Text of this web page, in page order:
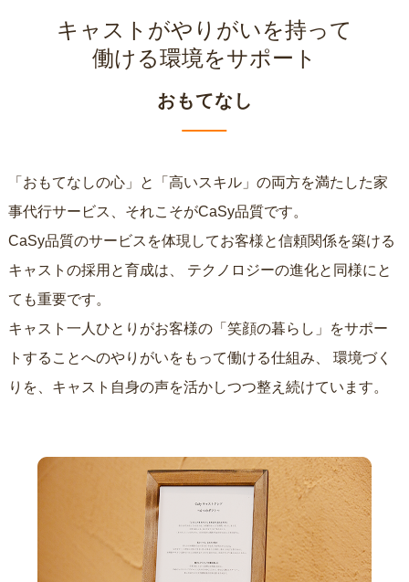
キャストがやりがいを持って
働ける環境をサポート
おもてなし
「おもてなしの心」と「高いスキル」の両方を満たした家
事代行サービス、それこそがCaSy品質です。
CaSy品質のサービスを体現してお客様と信頼関係を築ける
キャストの採用と育成は、
ても重要です。
キャスト一人ひとりがお客様の「笑顔の暮らし」をサポー
トすることへのやりがいをもって働ける仕組み、
りを、キャスト自身の声を活かしつつ整え続けています。